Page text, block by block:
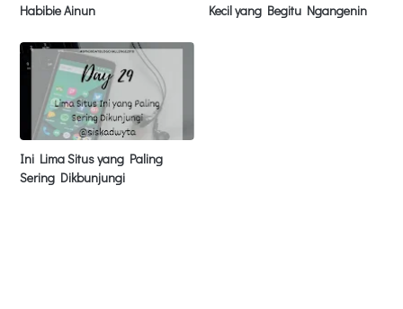
Habibie Ainun
Kecil yang Begitu Ngangenin
Ini Lima Situs yang Paling
Sering Dikbunjungi